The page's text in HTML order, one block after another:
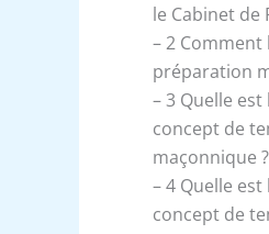
le Cabinet de
– 2
préparation
– 3 Quelle
concept de
maçonnique ?
– 4 Quelle
concept de